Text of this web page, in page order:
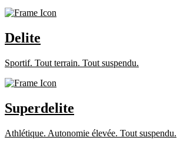
Delite
Sportif. Tout terrain. Tout suspendu.
Superdelite
Athlétique. Autonomie élevée. Tout suspendu.